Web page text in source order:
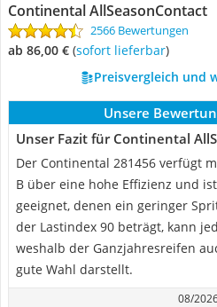
Continental AllSeasonContact
2566 Bewertungen
ab 86,00 € ( Sofort lieferbar)
Preisvergleich und
Unsere
Unser Fazit für Continental
Der Continental 281456 verfügt
B über eine hohe Effizienz und
geeignet, denen ein geringer
der Lastindex 90 beträgt, kann
weshalb der Ganzjahresreifen
gute Wahl darstellt.
08/